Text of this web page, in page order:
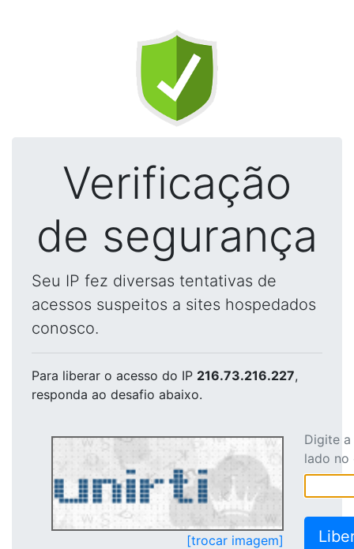
Verificação
de segurança
Seu IP fez diversas tentativas de
acessos suspeitos a sites hospedados
conosco.
Para liberar o acesso do IP 216.73.216.227,
responda ao desafio abaixo.
[trocar imagem]
Digite
lado no